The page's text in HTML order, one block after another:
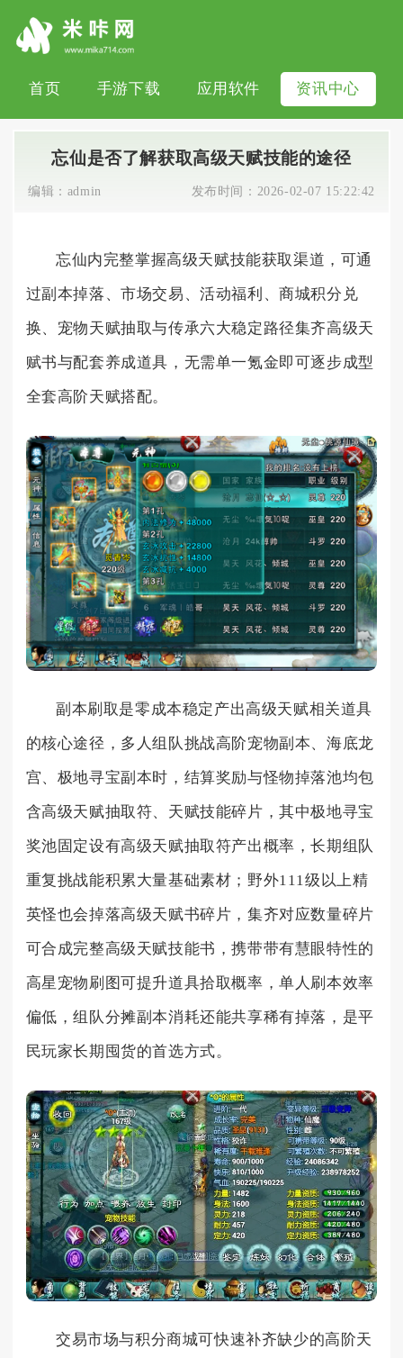
首页 手游下载 应用软件 资讯中心
忘仙是否了解获取高级天赋技能的途径
编辑： admin 发布时间： 2026-02-07 15:22:42
忘仙内完整掌握高级天赋技能获取渠道，可通
过副本掉落、市场交易、活动福利、商城积分兑
换、宠物天赋抽取与传承六大稳定路径集齐高级天
赋书与配套养成道具，无需单一氪金即可逐步成型
全套高阶天赋搭配。
副本刷取是零成本稳定产出高级天赋相关道具
的核心途径，多人组队挑战高阶宠物副本、海底龙
宫、极地寻宝副本时，结算奖励与怪物掉落池均包
含高级天赋抽取符、天赋技能碎片，其中极地寻宝
奖池固定设有高级天赋抽取符产出概率，长期组队
重复挑战能积累大量基础素材；野外111级以上精
英怪也会掉落高级天赋书碎片，集齐对应数量碎片
可合成完整高级天赋技能书，携带带有慧眼特性的
高星宠物刷图可提升道具拾取概率，单人刷本效率
偏低，组队分摊副本消耗还能共享稀有掉落，是平
民玩家长期囤货的首选方式。
交易市场与积分商城可快速补齐缺少的高阶天